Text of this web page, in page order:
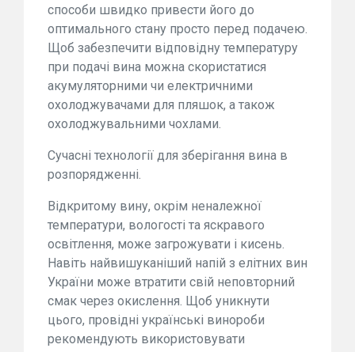
способи швидко привести його до
оптимального стану просто перед подачею.
Щоб забезпечити відповідну температуру
при подачі вина можна скористатися
акумуляторними чи електричними
охолоджувачами для пляшок, а також
охолоджувальними чохлами.
Сучасні технології для зберігання вина в
розпорядженні.
Відкритому вину, окрім неналежної
температури, вологості та яскравого
освітлення, може загрожувати і кисень.
Навіть найвишуканіший напій з елітних вин
України може втратити свій неповторний
смак через окислення. Щоб уникнути
цього, провідні українські винороби
рекомендують використовувати